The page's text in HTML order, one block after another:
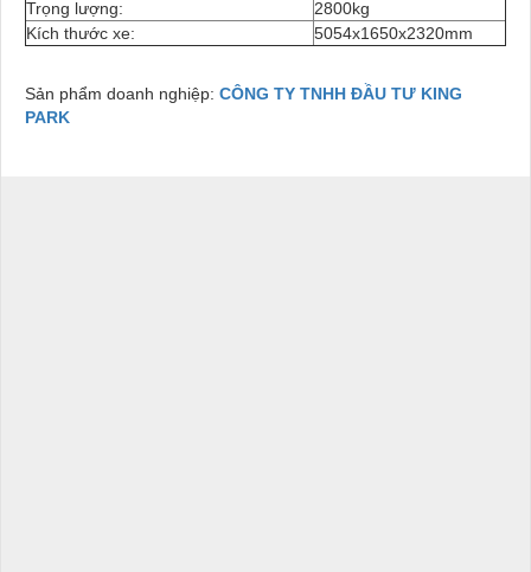
Trọng lượng:
2800kg
Kích thước xe:
5054x1650x2320mm
Sản phẩm doanh nghiệp: CÔNG TY TNHH ĐẦU TƯ KING
PARK